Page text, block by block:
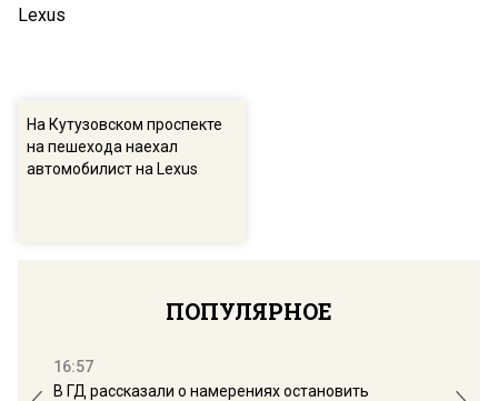
На Кутузовском проспекте
на пешехода наехал
автомобилист на Lexus
ПОПУЛЯРНОЕ
16:57
В ГД рассказали о намерениях остановить